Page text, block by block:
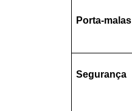
Porta-malas
Segurança